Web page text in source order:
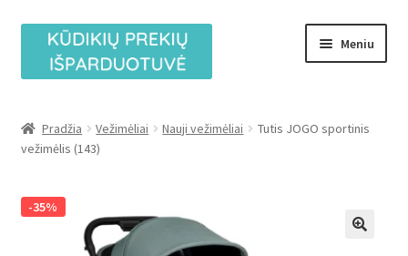
Pereiti
meniu
Pereiti
turinio
Meniu
sub-
Automobilinės kėdutės
Prekių ženklai
sub-
Mėnesio TOP pasiūlymai
Pradžia Vežimėliai Nauji vežimėliai
Tutis JOGO sportinis
vežimėlis (143)
-35%